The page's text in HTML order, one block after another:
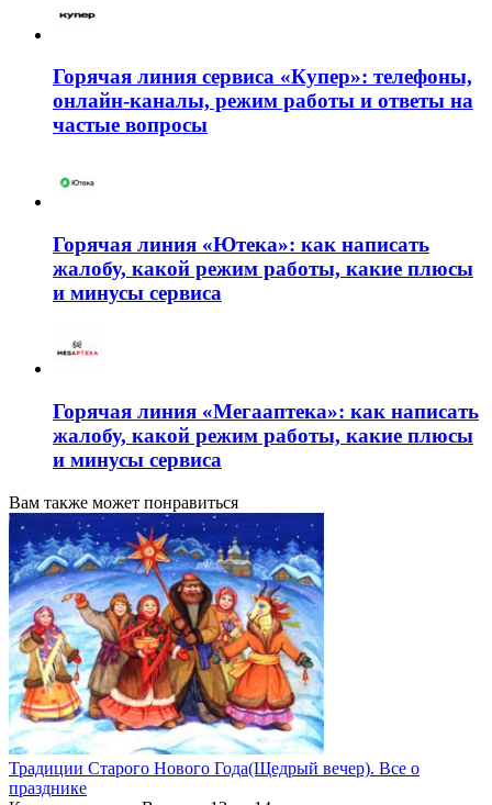
Горячая линия сервиса «Купер»: телефоны,
онлайн-каналы, режим работы и ответы на
частые вопросы
Горячая линия «Ютека»: как написать
жалобу, какой режим работы, какие плюсы
и минусы сервиса
Горячая линия «Мегааптека»: как написать
жалобу, какой режим работы, какие плюсы
и минусы сервиса
Вам также может понравиться
Традиции Старого Нового Года(Щедрый вечер). Все о
празднике